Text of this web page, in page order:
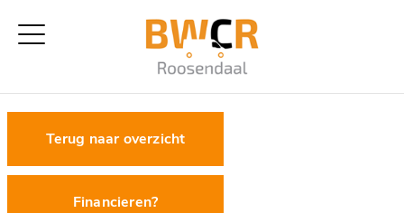
Terug naar overzicht
Financieren?